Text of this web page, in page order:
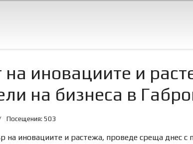
иновациите и
на бизнеса в
Посещения: 503
иновациите и растежа, проведе среща днес с